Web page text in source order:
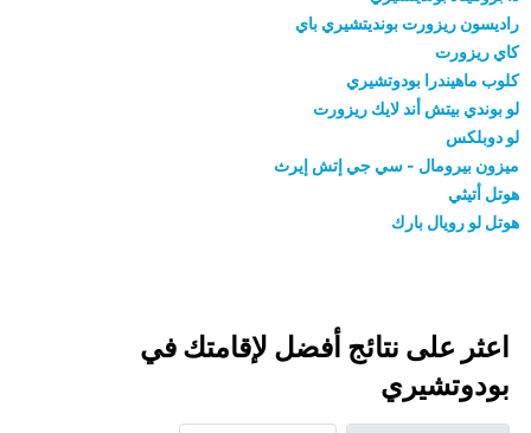
راديسون ريزورت بونديتشيري باي
كاي ريزورت
كلوب ماهيندرا بودوتشيري
لو بوندي بيتش أند لايك ريزورت
لو دوبلكس
ميزون بيرومال - سي جي إتش إيرث
هوتل أتيثي
هوتل لو رويال بارك
اعثر على نتائج أفضل لإقامتك في
بودوتشيري